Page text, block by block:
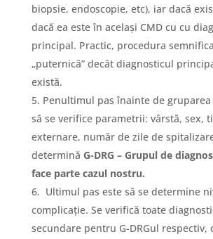
biopsie, endoscopie, etc), iar dacă
dacă ea este în același CMD cu cu
principal. Practic, procedura
„puternică” decât diagnosticul
există.
Penultimul pas înainte de gruparea
să se verifice parametrii: vârstă, sex,
externare, număr de zile de
determină G-DRG – Grupul de
face parte cazul nostru.
Ultimul pas este să se determine
complicație. Se verifică toate
secundare pentru G-DRGul respectiv,